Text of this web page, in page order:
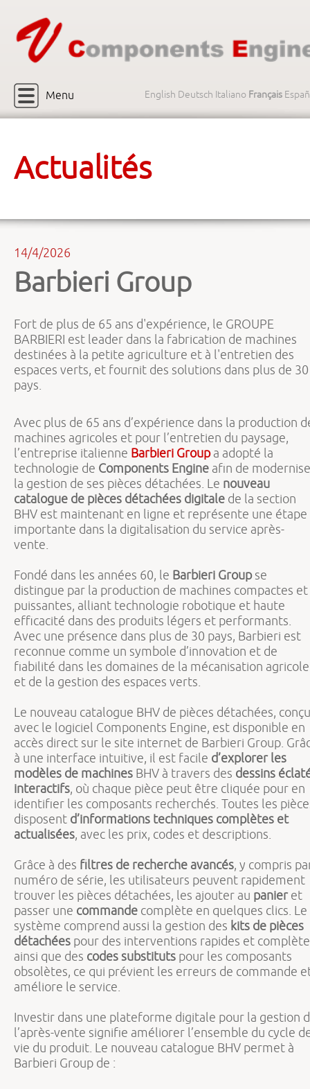
Menu English Deutsch Italiano Français
Actualités
14/4/2026
Barbieri Group
Fort de plus de 65 ans d'expérience, le GROUPE
BARBIERI est leader dans la fabrication de machines
destinées à la petite agriculture et à l'entretien des
espaces verts, et fournit des solutions dans plus de 30
pays.
Avec plus de 65 ans d’expérience dans la production
machines agricoles et pour l’entretien du paysage,
l’entreprise italienne Barbieri Group a adopté la
technologie de Components Engine afin de
la gestion de ses pièces détachées. Le nouveau
catalogue de pièces détachées digitale de la section
BHV est maintenant en ligne et représente une étape
importante dans la digitalisation du service après-
vente.
Fondé dans les années 60, le Barbieri Groupse
distingue par la production de machines compactes et
puissantes, alliant technologie robotique et haute
efficacité dans des produits légers et performants.
Avec une présence dans plus de 30 pays, Barbieri est
reconnue comme un symbole d’innovation et de
fiabilité dans les domaines de la mécanisation agricole
et de la gestion des espaces verts.
Le nouveau catalogue BHV de pièces détachées, conçu
avec le logiciel Components Engine, est disponible en
accès direct sur le site internet de Barbieri Group.
à une interface intuitive, il est facile d’explorer les
modèles de machines BHV à travers des dessins
interactifs, où chaque pièce peut être cliquée pour en
identifier les composants recherchés. Toutes les
disposent d’informations techniques complètes et
actualisées, avec les prix, codes et descriptions.
Grâce à des filtres de recherche avancés, y compris
numéro de série, les utilisateurs peuvent rapidement
trouver les pièces détachées, les ajouter au panier et
passer une commande complète en quelques clics. Le
système comprend aussi la gestion des kits de pièces
détachées pour des interventions rapides et
ainsi que des codes substituts pour les composants
obsolètes, ce qui prévient les erreurs de commande
améliore le service.
Investir dans une plateforme digitale pour la gestion
l’après-vente signifie améliorer l’ensemble du cycle
vie du produit. Le nouveau catalogue BHV permet à
Barbieri Group de :